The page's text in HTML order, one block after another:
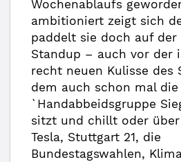
Wochenablaufs
ambitioniert zeigt sich
paddelt sie doch auf
Standup – auch vor der
recht neuen Kulisse des
dem auch schon mal die
`Handabbeidsgruppe
sitzt und chillt oder über
Tesla, Stuttgart 21, die
Bundestagswahlen,